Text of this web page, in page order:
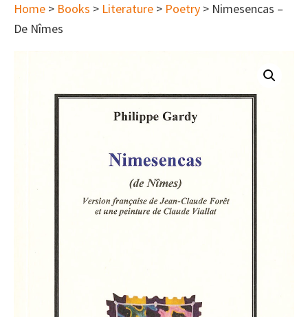
Home > Books > Literature > Poetry > Nimesencas –
De Nîmes